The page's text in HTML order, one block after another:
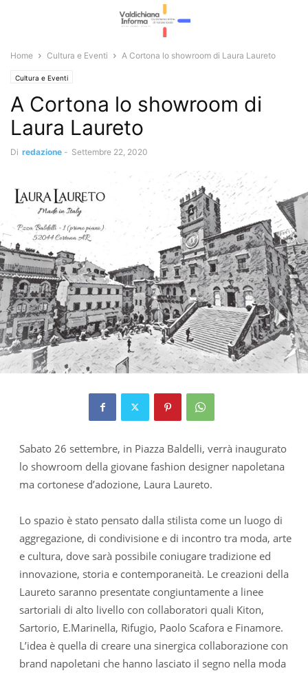
Home Cultura e Eventi A Cortona lo showroom di Laura Laureto
Cultura e Eventi
A Cortona lo showroom di
Laura Laureto
Di redazione - Settembre 22, 2020
Sabato 26 settembre, in Piazza Baldelli, verrà inaugurato
lo showroom della giovane fashion designer napoletana
ma cortonese d’adozione, Laura Laureto.
Lo spazio è stato pensato dalla stilista come un luogo di
aggregazione, di condivisione e di incontro tra moda, arte
e cultura, dove sarà possibile coniugare tradizione ed
innovazione, storia e contemporaneità. Le creazioni della
Laureto saranno presentate congiuntamente a linee
sartoriali di alto livello con collaboratori quali Kiton,
Sartorio, E.Marinella, Rifugio, Paolo Scafora e Finamore.
L’idea è quella di creare una sinergica collaborazione con
brand napoletani che hanno lasciato il segno nella moda